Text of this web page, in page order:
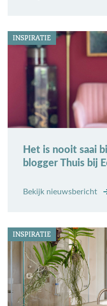
INSPIRATIE
Het is nooit saai
blogger Thuis bij
Bekijk nieuwsbericht
INSPIRATIE